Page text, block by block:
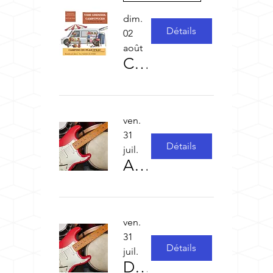
dim.
02
août
Campi -Puces
Détails
ven.
31
juil.
Alice la Chanteuse Voyageuse suivie de Djimba et ses Zicos
Détails
ven.
31
juil.
DJIMBA et ses Zicos (Alice la chanteuse voyageuse en 1ere partie )
Détails